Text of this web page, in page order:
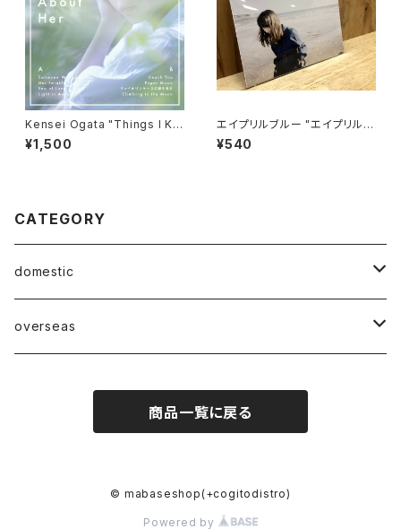
Kensei Ogata "Things I Kn
ow About Her" CD
¥1,500
エイプリルブルー "エイプリルブ
ルーEP"
¥540
CATEGORY
domestic
Mabase Records[マバセレコーズ]
overseas
商品一覧に戻る
© mabaseshop(+cogitodistro)
Powered by